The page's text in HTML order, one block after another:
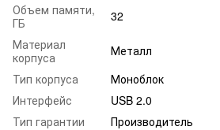
Объем памяти,
ГБ
32
Материал
корпуса
Металл
Тип корпуса
Моноблок
Интерфейс
USB 2.0
Тип гарантии
Производитель